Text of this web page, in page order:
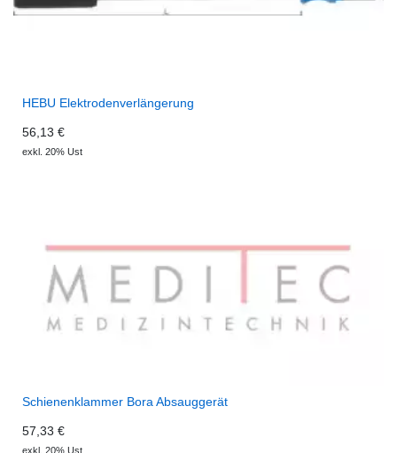
HEBU Elektrodenverlängerung
56,13 €
exkl. 20% Ust
Schienenklammer Bora Absauggerät
57,33 €
exkl. 20% Ust